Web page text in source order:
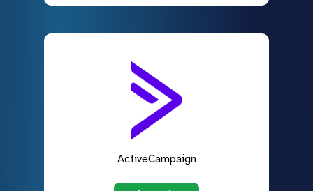
ActiveCampaign